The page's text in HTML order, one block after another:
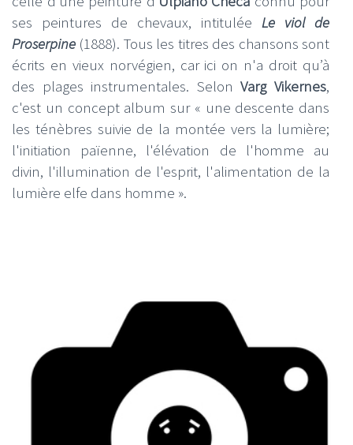
ses peintures de chevaux, intitulée Le viol de
Proserpine (1888). Tous les titres des chansons sont
écrits en vieux norvégien, car ici on n'a droit qu’à
des plages instrumentales. SelonVarg Vikernes,
c'est un concept album sur « une descente dans
les ténèbres suivie de la montée vers la lumière;
l'initiation païenne, l'élévation de l'homme au
divin, l'illumination de l'esprit, l'alimentation de la
lumière elfe dans homme ».